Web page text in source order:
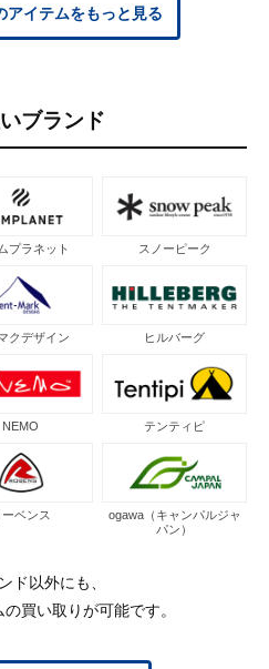
アイテムをもっと見る
ブランド
プラネット スノーピーク
クデザイン ヒルバーグ
NEMO テンティピ
ーベンス
ogawa（キャンパルジャ
パン）
ド以外にも、
買い取りが可能です。